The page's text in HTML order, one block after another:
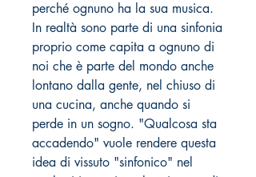
perché ognuno ha la sua musica.
In realtà sono parte di una sinfonia
proprio come capita a ognuno di
noi che è parte del mondo anche
lontano dalla gente, nel chiuso di
una cucina, anche quando si
perde in un sogno. "Qualcosa sta
accadendo" vuole rendere questa
idea di vissuto "sinfonico" nel